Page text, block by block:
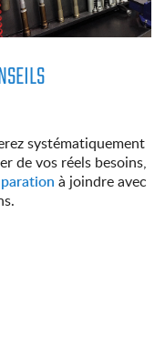
systématiquement
de vos réels besoins,
à joindre avec